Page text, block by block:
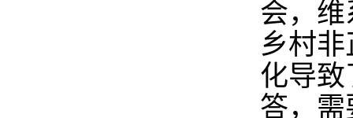
会，
乡村
化导
答，